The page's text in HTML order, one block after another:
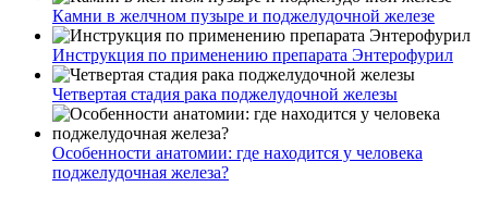
Камни в желчном пузыре и поджелудочной железе
Инструкция по применению препарата Энтерофурил
Четвертая стадия рака поджелудочной железы
Особенности анатомии: где находится у человека
поджелудочная железа?